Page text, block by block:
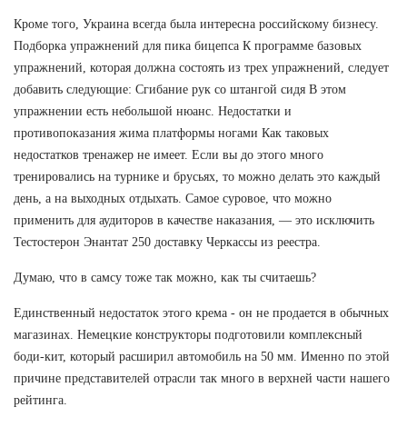
Кроме того, Украина всегда была интересна российскому бизнесу.
Подборка упражнений для пика бицепса К программе базовых
упражнений, которая должна состоять из трех упражнений, следует
добавить следующие: Сгибание рук со штангой сидя В этом
упражнении есть небольшой нюанс. Недостатки и
противопоказания жима платформы ногами Как таковых
недостатков тренажер не имеет. Если вы до этого много
тренировались на турнике и брусьях, то можно делать это каждый
день, а на выходных отдыхать. Самое суровое, что можно
применить для аудиторов в качестве наказания, — это исключить
Тестостерон Энантат 250 доставку Черкассы из реестра.
Думаю, что в самсу тоже так можно, как ты считаешь?
Единственный недостаток этого крема - он не продается в обычных
магазинах. Немецкие конструкторы подготовили комплексный
боди-кит, который расширил автомобиль на 50 мм. Именно по этой
причине представителей отрасли так много в верхней части нашего
рейтинга.